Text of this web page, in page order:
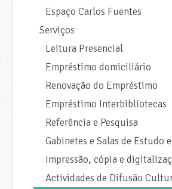
Espaço Carlos Fuentes
Serviços
Leitura Presencial
Empréstimo domiciliário
Renovação do Empréstimo
Empréstimo Interbibliotecas
Referência e Pesquisa
Gabinetes e Salas de Estudo
Impressão, cópia e
Actividades de Difusão